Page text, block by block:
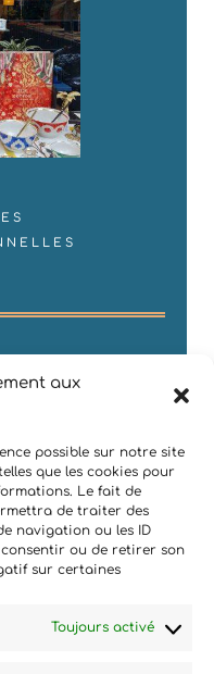
aux
possible sur notre site
que les cookies pour
Le fait de
de traiter des
navigation ou les ID
ou de retirer son
sur certaines
Toujours activé
informés